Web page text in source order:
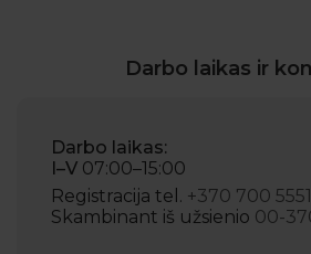
Darbo laikas ir
Darbo laikas:
I–V 07:00–15:00
Registracija tel. +370 700
Skambinant iš užsienio 00-